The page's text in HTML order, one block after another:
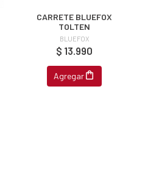
CARRETE BLUEFOX
TOLTEN
BLUEFOX
$ 13.990
Agregar